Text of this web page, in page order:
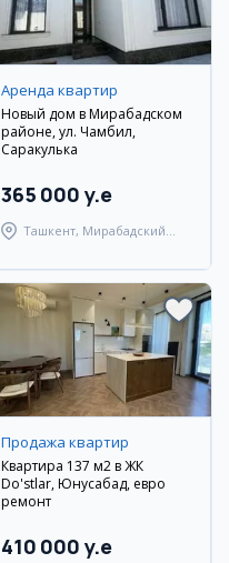
Аренда квартир
Новый дом в Мирабадском
районе, ул. Чамбил,
Саракулька
365 000 y.e
Ташкент, Мирабадский
Продажа квартир
Квартира 137 м2 в ЖК
Do'stlar, Юнусабад, евро
ремонт
410 000 y.e